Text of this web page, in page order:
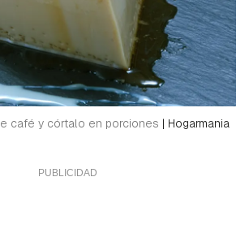
café y córtalo en porciones | Hogarmania